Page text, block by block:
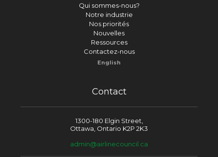
Qui sommes-nous?
Notre industrie
Nos priorités
Nouvelles
Ressources
Contactez-nous
English
Contact
1300-180 Elgin Street,
Ottawa, Ontario K2P 2K3
admin@airlinecouncil.ca